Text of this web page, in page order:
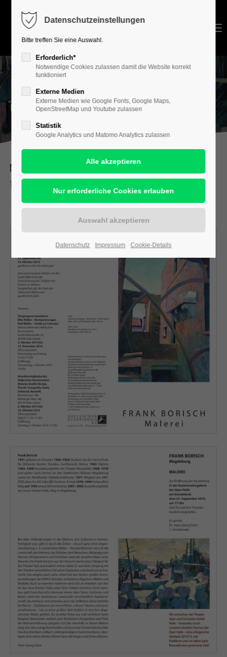
Login
Passwort
Register|Lost your password?
Support
Lorem ipsum dolor sit amet:
24h / 365days
We offer support for our customers
Mon - Fri 8:00am - 5:00pm
(GMT +1)
Get in touch
Cybersteel Inc.
376-293 City Road, Suite 600
San Francisco, CA 94102
Drop us a line
info@yourdomain.com
Lorem ipsum dolor sit amet, consectetuer
adipiscing elit.
Aenean commodo ligula eget dolor. Aenean
massa. Cum sociis natoque penatibus et magnis
dis parturient montes, nascetur ridiculus mus.
Donec quam felis, ultricies nec.
FRANK BORISCH
Malerei
27. September – 19. Oktober 2014
Foyergalerie im Opernhaus Halle
Datenschutzeinstellungen
Bitte treffen Sie eine Auswahl.
Erforderlich*
Notwendige Cookies zulassen damit die Website korrekt
funktioniert
Externe Medien
Externe Medien wie Google Fonts, Google Maps,
OpenStreetMap und Youtube zulassen
Statistik
Google Analytics und Matomo Analytics zulassen
Datenschutz Impressum Cookie-Details